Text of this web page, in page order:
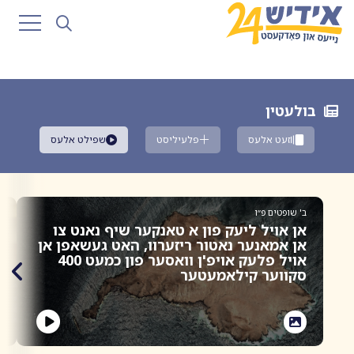
בולעטין
שפילט אלעס פלעיליסט זעט אלעס
ב' שופטים פ״ו
אן אויל ליעק פון א טאנקער שיף נאנט צו
אן אמאנער נאטור ריזערוו, האט געשאפן אן
אויל פלעק אויפ'ן וואסער פון כמעט 400
סקווער קילאמעטער